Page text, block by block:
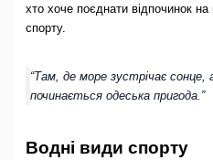
хто хоче поєднати відпочинок
спорту.
“Там, де море зустрічає
починається одеська пригода.”
Водні види спорту